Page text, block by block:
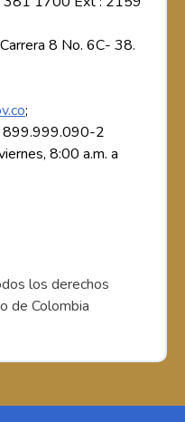
8 No. 6C- 38.
;
899.999.090-2
8:00 a.m. a
los derechos
de Colombia